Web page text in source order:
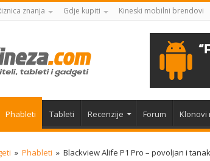
znanja Gdje kupiti Kineski mobilni brendovi
Phableti Tableti Recenzije Forum Klonovi
» Phableti » Blackview Alife P1 Pro – povoljan i tanak